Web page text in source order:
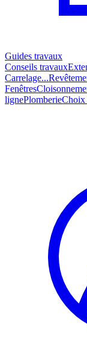
Guides travaux
Conseils travaux
Carrelage...
Fenêtres
lignePlomberieChoix